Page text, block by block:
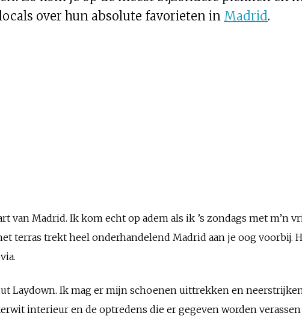
over hun absolute favorieten in Madrid .
van Madrid. Ik kom echt op adem als ik ’s zondags met m’n
terras trekt heel onderhandelend Madrid aan je oog voorbij.
Laydown. Ik mag er mijn schoenen uittrekken en
interieur en de optredens die er gegeven worden